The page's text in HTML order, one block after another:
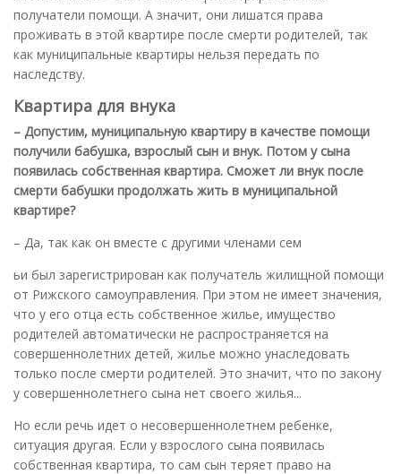
получатели помощи. А значит, они лишатся права
проживать в этой квартире после смерти родителей, так
как муниципальные квартиры нельзя передать по
наследству.
Квартира для внука
– Допустим, муниципальную квартиру в качестве помощи
получили бабушка, взрослый сын и внук. Потом у сына
появилась собственная квартира. Сможет ли внук после
смерти бабушки продолжать жить в муниципальной
квартире?
– Да, так как он вместе с другими членами сем
ьи был зарегистрирован как получатель жилищной помощи
от Рижского самоуправления. При этом не имеет значения,
что у его отца есть собственное жилье, имущество
родителей автоматически не распространяется на
совершеннолетних детей, жилье можно унаследовать
только после смерти родителей. Это значит, что по закону
у совершеннолетнего сына нет своего жилья...
Но если речь идет о несовершеннолетнем ребенке,
ситуация другая. Если у взрослого сына появилась
собственная квартира, то сам сын теряет право на